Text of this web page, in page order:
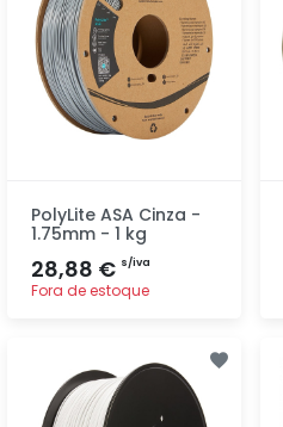
PolyLite ASA Cinza -
1.75mm - 1 kg
28,88 € s/iva
Fora de estoque
rapidamente